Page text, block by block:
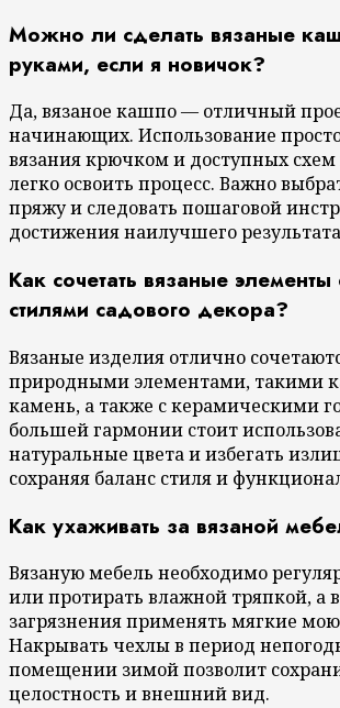
Можно ли сделать вязаные
руками, если я новичок?
Да, вязаное кашпо — отличный
начинающих. Использование
вязания крючком и доступных схем
легко освоить процесс. Важно
пряжу и следовать пошаговой
достижения наилучшего
Как сочетать вязаные
стилями садового декора?
Вязаные изделия отлично
природными элементами, такими
камень, а также с керамическими
большей гармонии стоит
натуральные цвета и избегать
сохраняя баланс стиля и
Как ухаживать за вязаной
Вязаную мебель необходимо
или протирать влажной тряпкой, а
загрязнения применять мягкие
Накрывать чехлы в период
помещении зимой позволит
целостность и внешний вид.